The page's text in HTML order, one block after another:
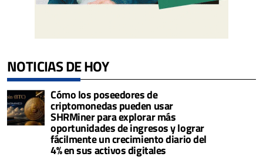
NOTICIAS DE HOY
Cómo los poseedores de
criptomonedas pueden usar
SHRMiner para explorar más
oportunidades de ingresos y lograr
fácilmente un crecimiento diario del
4% en sus activos digitales